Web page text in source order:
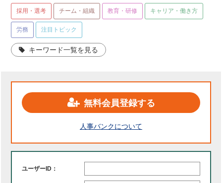
採用・選考 チーム・組織 教育・研修 キャリア・働き方
労務 注目トピック
キーワード一覧を見る
無料会員登録する
人事バンクについて
ユーザーID：